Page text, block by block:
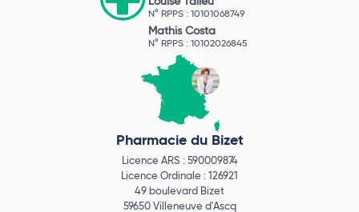
N° RPPS : 10101068749
Mathis Costa
N° RPPS : 10102026845
Pharmacie du Bizet
Licence ARS : 590009874
Licence Ordinale : 126921
49 boulevard Bizet
59650 Villeneuve d'Ascq